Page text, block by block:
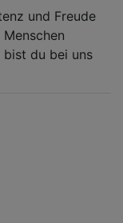
und Freude
bist du bei uns